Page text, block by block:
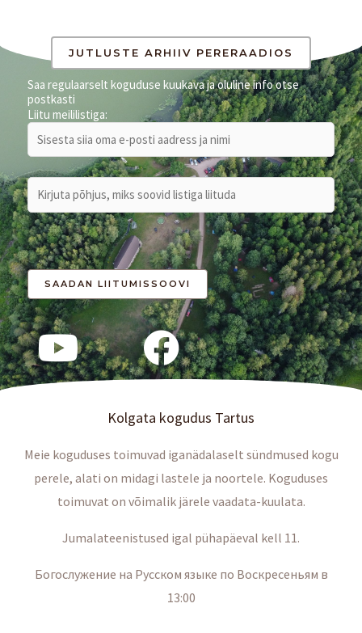
h
JUTLUSTE ARHIIV PERERAADIOS
Saa regulaarselt koguduse kuukava ja oluline info otse
postkasti
Liitu meililistiga:
Kolgata kogudus Tartus
Meie koguduses toimuvad iganädalaselt sündmused kogu
perele, alati on midagi lastele ja noortele. Koguduses
toimuvat on võimalik järele vaadata-kuulata.
Jumalateenistused igal pühapäeval kell 11.
Богослужение на Русском языке по Воскресеньям в
13:00